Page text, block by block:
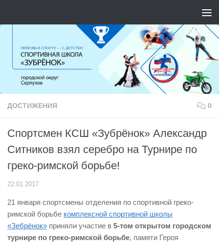
ДОСТИЖЕНИЯ 0
Спортсмен КСШ «Зубрёнок» Александр
Ситников взял серебро на Турнире по
греко-римской борьбе!
22.01.2017
21 января спортсмены отделения по спортивной греко-
римской борьбе комплексной спортивной школы
«Зебрёнок» приняли участие в 5-том открытом городском
турнире по греко-римской борьбе, памяти Героя